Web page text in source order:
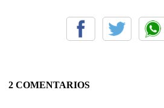
2 COMENTARIOS